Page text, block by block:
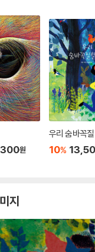
원
우리 숨바꼭
10%
지